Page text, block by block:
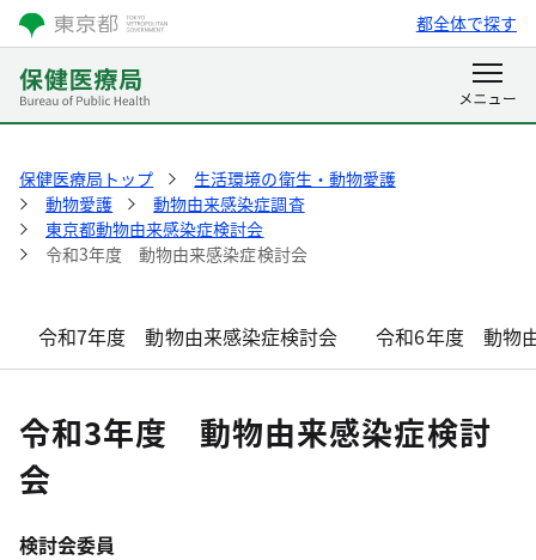
都全体で探す
保健医療局トップ
生活環境の衛生・動物愛護
動物愛護
動物由来感染症調査
東京都動物由来感染症検討会
令和3年度 動物由来感染症検討会
令和7年度 動物由来感染症検討会 令和6年度 動物
令和3年度 動物由来感染症検討
会
検討会委員